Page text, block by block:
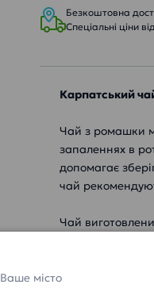
Безкоштовна
Спеціальні ціни
Карпатський
Чай з ромашки
запаленнях в
допомагає
чай
Чай
гіркуватий
Чай з ромашки
Ваше місто